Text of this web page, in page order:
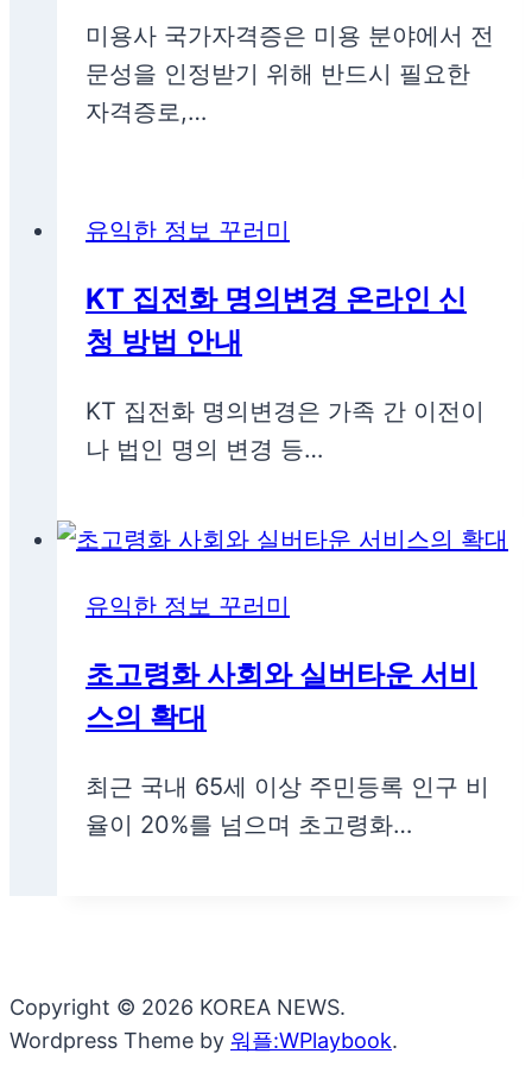
미용사 국가자격증은 미용 분야에서 전
문성을 인정받기 위해 반드시 필요한
자격증로,…
유익한 정보 꾸러미
KT 집전화 명의변경 온라인 신
청 방법 안내
KT 집전화 명의변경은 가족 간 이전이
나 법인 명의 변경 등…
유익한 정보 꾸러미
초고령화 사회와 실버타운 서비
스의 확대
최근 국내 65세 이상 주민등록 인구 비
율이 20%를 넘으며 초고령화…
Copyright © 2026 KOREA NEWS.
Wordpress Theme by 워플:WPlaybook.